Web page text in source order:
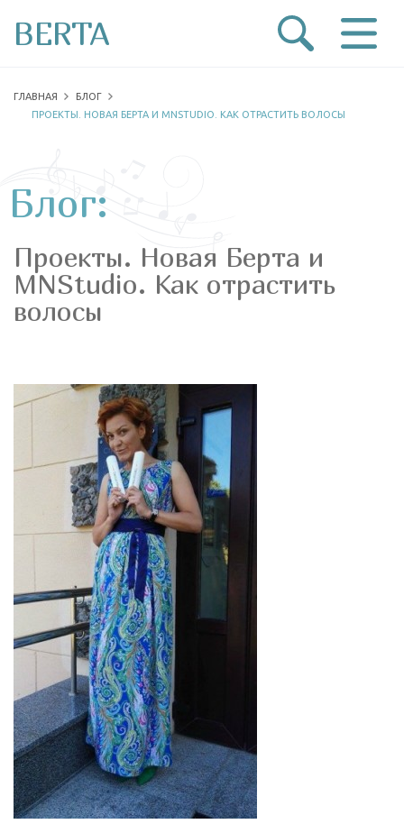
BERTA
ГЛАВНАЯ
БЛОГ
ПРОЕКТЫ. НОВАЯ БЕРТА И MNSTUDIO. КАК ОТРАСТИТЬ ВОЛОСЫ
Блог:
Проекты. Новая Берта и
MNStudio. Как отрастить
волосы